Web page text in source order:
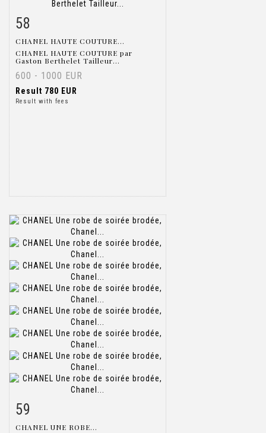
58
CHANEL HAUTE COUTURE...
CHANEL HAUTE COUTURE par
Gaston Berthelet Tailleur...
600 - 1000 EUR
Result 780 EUR
Result with fees
59
CHANEL UNE ROBE...